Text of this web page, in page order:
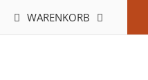
WARENKORB